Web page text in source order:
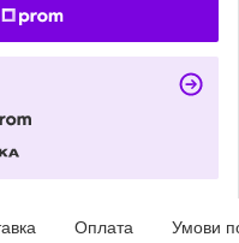
Оплата Умови